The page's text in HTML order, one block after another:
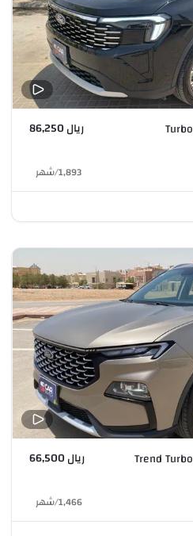
ريال 86,250
1,893
/شهر
ريال 66,500
1,466
/شهر